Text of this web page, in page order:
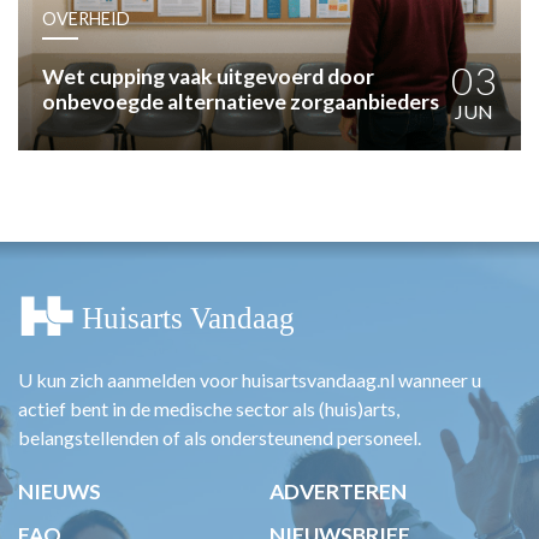
PRAKTIJKZAKEN
TARIEVEN
VPHUISARTSEN
MEDISCHE VAKHANDEL
OVERHEID
Wet cupping vaak uitgevoerd door
onbevoegde alternatieve zorgaanbieders 03
JUN
U kun zich aanmelden voor huisartsvandaag.nl wanneer u
actief bent in de medische sector als (huis)arts,
belangstellenden of als ondersteunend personeel.
NIEUWS
ADVERTEREN